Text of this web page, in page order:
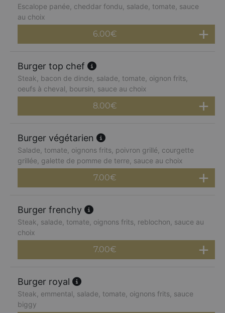
Escalope panée, cheddar fondu, salade, tomate, sauce
au choix
6.00€
Burger top chef
Steak, bacon de dinde, salade, tomate, oignon frits,
oeufs à cheval, boursin, sauce au choix
8.00€
Burger végétarien
Salade, tomate, oignons frits, poivron grillé, courgette
grillée, galette de pomme de terre, sauce au choix
7.00€
Burger frenchy
Steak, salade, tomate, oignons frits, reblochon, sauce au
choix
7.00€
Burger royal
Steak, emmental, salade, tomate, oignons frits, sauce
biggy